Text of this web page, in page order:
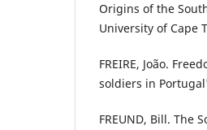
Origins of the
University of Cape
FREIRE, João.
soldiers in
FREUND, Bill. The